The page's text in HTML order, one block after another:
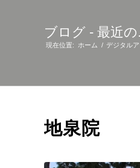
ブログ - 最近
現在位置: ホーム / デジタル
地泉院